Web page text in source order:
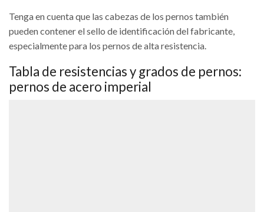
Tenga en cuenta que las cabezas de los pernos también
pueden contener el sello de identificación del fabricante,
especialmente para los pernos de alta resistencia.
Tabla de resistencias y grados de pernos:
pernos de acero imperial